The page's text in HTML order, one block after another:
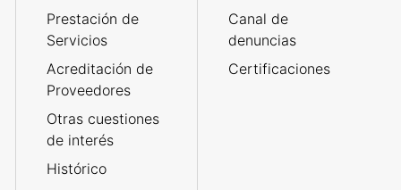
Prestación de
Servicios
Acreditación de
Proveedores
Otras cuestiones
de interés
Histórico
Canal de
denuncias
Certificaciones